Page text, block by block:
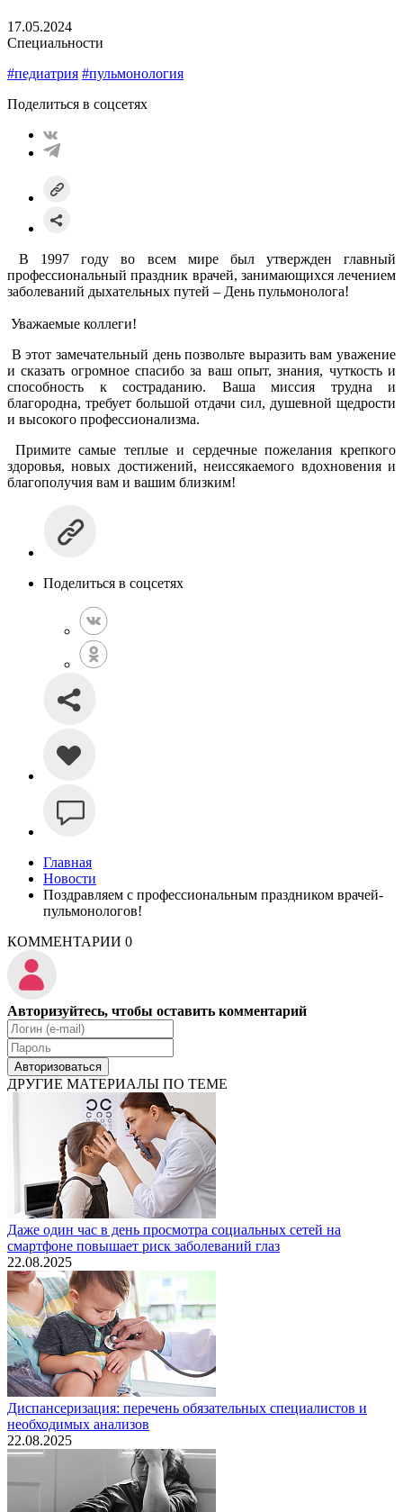
17.05.2024
Специальности
#педиатрия #пульмонология
Поделиться в соцсетях
В 1997 году во всем мире был утвержден главный
профессиональный праздник врачей, занимающихся лечением
заболеваний дыхательных путей – День пульмонолога!
Уважаемые коллеги!
В этот замечательный день позвольте выразить вам уважение
и сказать огромное спасибо за ваш опыт, знания, чуткость и
способность к состраданию. Ваша миссия трудна и
благородна, требует большой отдачи сил, душевной щедрости
и высокого профессионализма.
Примите самые теплые и сердечные пожелания крепкого
здоровья, новых достижений, неиссякаемого вдохновения и
благополучия вам и вашим близким!
Поделиться в соцсетях
Главная
Новости
Поздравляем с профессиональным праздником врачей-
пульмонологов!
КОММЕНТАРИИ 0
Авторизуйтесь, чтобы оставить комментарий
Авторизоваться
ДРУГИЕ МАТЕРИАЛЫ ПО ТЕМЕ
Даже один час в день просмотра социальных сетей на
смартфоне повышает риск заболеваний глаз
22.08.2025
Диспансеризация: перечень обязательных специалистов и
необходимых анализов
22.08.2025